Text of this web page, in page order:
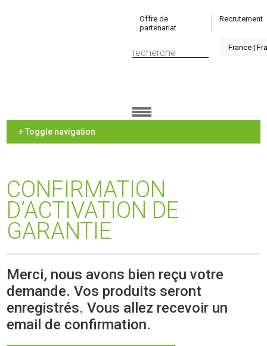
Offre de
partenariat
Recrutement
+ Toggle navigation
CONFIRMATION
D’ACTIVATION DE
GARANTIE
Merci, nous avons bien reçu votre
demande. Vos produits seront
enregistrés. Vous allez recevoir un
email de confirmation.